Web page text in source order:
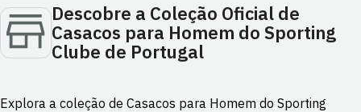
Descobre a Coleção Oficial de
Casacos para Homem do Sporting
Clube de Portugal
Explora a coleção de Casacos para Homem do Sporting